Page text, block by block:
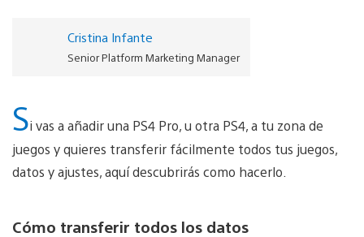
Cristina Infante
Senior Platform Marketing Manager
Si vas a añadir una PS4 Pro, u otra PS4, a tu zona de
juegos y quieres transferir fácilmente todos tus juegos,
datos y ajustes, aquí descubrirás como hacerlo.
Cómo transferir todos los datos